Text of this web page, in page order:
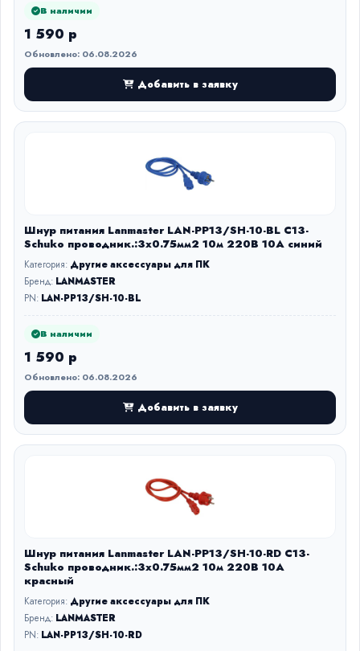
В наличии
1 590 р
Обновлено: 06.08.2026
Добавить в заявку
Шнур питания Lanmaster LAN-PP13/SH-10-BL C13-
Schuko проводник.:3x0.75мм2 10м 220В 10А синий
Категория: Другие аксессуары для ПК
Бренд: LANMASTER
PN: LAN-PP13/SH-10-BL
В наличии
1 590 р
Обновлено: 06.08.2026
Добавить в заявку
Шнур питания Lanmaster LAN-PP13/SH-10-RD C13-
Schuko проводник.:3x0.75мм2 10м 220В 10А
красный
Категория: Другие аксессуары для ПК
Бренд: LANMASTER
PN: LAN-PP13/SH-10-RD